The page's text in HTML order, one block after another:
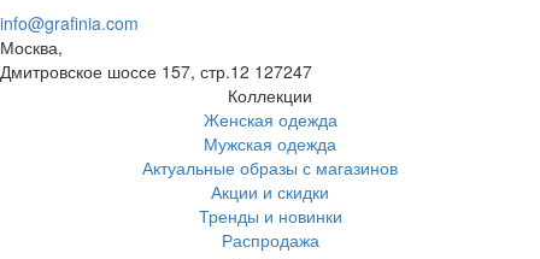
info@grafinia.com
Москва,
Дмитровское шоссе 157, стр.12 127247
Коллекции
Женская одежда
Мужская одежда
Актуальные образы с магазинов
Акции и скидки
Тренды и новинки
Распродажа